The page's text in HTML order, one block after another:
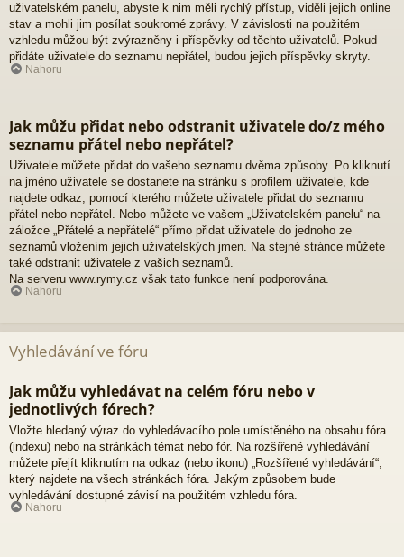
uživatelském panelu, abyste k nim měli rychlý přístup, viděli jejich online
stav a mohli jim posílat soukromé zprávy. V závislosti na použitém
vzhledu můžou být zvýrazněny i příspěvky od těchto uživatelů. Pokud
přidáte uživatele do seznamu nepřátel, budou jejich příspěvky skryty.
Nahoru
Jak můžu přidat nebo odstranit uživatele do/z mého
seznamu přátel nebo nepřátel?
Uživatele můžete přidat do vašeho seznamu dvěma způsoby. Po kliknutí
na jméno uživatele se dostanete na stránku s profilem uživatele, kde
najdete odkaz, pomocí kterého můžete uživatele přidat do seznamu
přátel nebo nepřátel. Nebo můžete ve vašem „Uživatelském panelu“ na
záložce „Přátelé a nepřátelé“ přímo přidat uživatele do jednoho ze
seznamů vložením jejich uživatelských jmen. Na stejné stránce můžete
také odstranit uživatele z vašich seznamů.
Na serveru www.rymy.cz však tato funkce není podporována.
Nahoru
Vyhledávání ve fóru
Jak můžu vyhledávat na celém fóru nebo v
jednotlivých fórech?
Vložte hledaný výraz do vyhledávacího pole umístěného na obsahu fóra
(indexu) nebo na stránkách témat nebo fór. Na rozšířené vyhledávání
můžete přejít kliknutím na odkaz (nebo ikonu) „Rozšířené vyhledávání“,
který najdete na všech stránkách fóra. Jakým způsobem bude
vyhledávání dostupné závisí na použitém vzhledu fóra.
Nahoru